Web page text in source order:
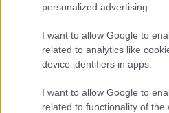
personalized advertising.
I want to allow Google to
related to analytics like
device identifiers in apps.
I want to allow Google to
related to functionality of the
Új és Használt GSM kiemelt